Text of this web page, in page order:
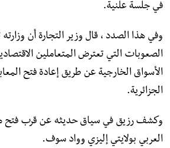
في جلسة علنية.
وفي هذا الصدد ، قال وزير التجارة أن
الصعوبات التي تعترض المتعاملين
الأسواق الخارجية عن طريق إعادة فتح
الجزائرية.
وكشف رزيق في سياق حديثه عن قرب فتح
العربي بولايتي إليزي وواد سوف.